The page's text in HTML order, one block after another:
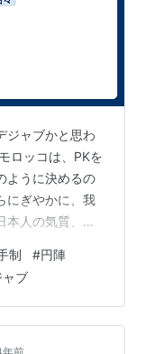
ジャブかと思わ
ロッコは、PKを
ように決めるの
にぎやかに、我
本人の気質、日
に、育った環
制 #円陣
ャブ